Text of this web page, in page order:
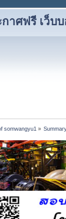
าศฟรี เว็บ
somwangyu1 »